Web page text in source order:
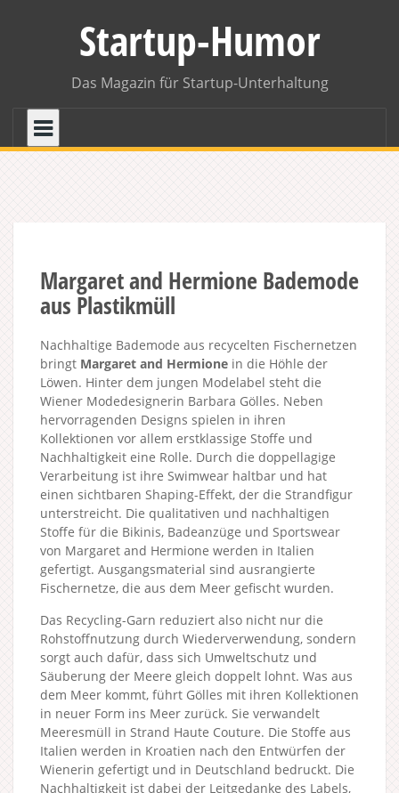
Startup-Humor
Das Magazin für Startup-Unterhaltung
Margaret and Hermione Bademode
aus Plastikmüll
Nachhaltige Bademode aus recycelten Fischernetzen
bringt Margaret and Hermione in die Höhle der
Löwen. Hinter dem jungen Modelabel steht die
Wiener Modedesignerin Barbara Gölles. Neben
hervorragenden Designs spielen in ihren
Kollektionen vor allem erstklassige Stoffe und
Nachhaltigkeit eine Rolle. Durch die doppellagige
Verarbeitung ist ihre Swimwear haltbar und hat
einen sichtbaren Shaping-Effekt, der die Strandfigur
unterstreicht. Die qualitativen und nachhaltigen
Stoffe für die Bikinis, Badeanzüge und Sportswear
von Margaret and Hermione werden in Italien
gefertigt. Ausgangsmaterial sind ausrangierte
Fischernetze, die aus dem Meer gefischt wurden.
Das Recycling-Garn reduziert also nicht nur die
Rohstoffnutzung durch Wiederverwendung, sondern
sorgt auch dafür, dass sich Umweltschutz und
Säuberung der Meere gleich doppelt lohnt. Was aus
dem Meer kommt, führt Gölles mit ihren Kollektionen
in neuer Form ins Meer zurück. Sie verwandelt
Meeresmüll in Strand Haute Couture. Die Stoffe aus
Italien werden in Kroatien nach den Entwürfen der
Wienerin gefertigt und in Deutschland bedruckt. Die
Nachhaltigkeit ist dabei der Leitgedanke des Labels,